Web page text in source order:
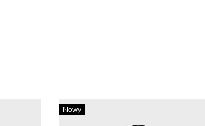
Nowy